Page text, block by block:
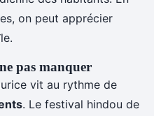
on peut apprécier
pas manquer
vit au rythme de
. Le festival hindou de